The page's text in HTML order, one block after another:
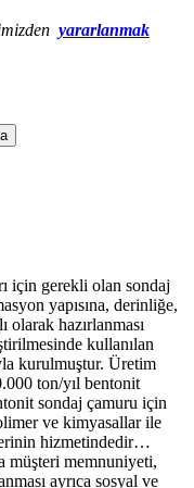
yararlanmak
için gerekli olan sondaj
yapısına, derinliğe,
hazırlanması
kullanılan
kurulmuştur. Üretim
ton/yıl bentonit
sondaj çamuru için
ve kimyasallar ile
hizmetindedir…
müşteri memnuniyeti,
ayrıca sosyal ve